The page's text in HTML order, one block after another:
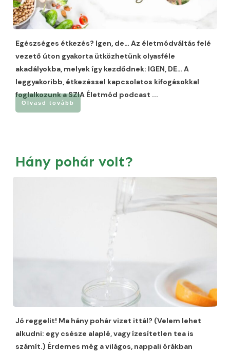
Egészséges étkezés? Igen, de… Az életmódváltás felé
vezető úton gyakorta ütközhetünk olyasféle
akadályokba, melyek így kezdődnek: IGEN, DE… A
leggyakoribb, étkezéssel kapcsolatos kifogásokkal
foglalkozunk a SZIA Életmód podcast ...
Olvasd tovább
Hány pohár volt?
Jó reggelit! Ma hány pohár vizet ittál? (Velem lehet
alkudni: egy csésze alaplé, vagy ízesítetlen tea is
számít.) Érdemes még a világos, nappali órákban